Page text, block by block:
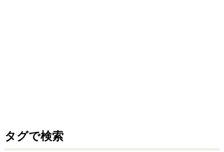
タグで検索